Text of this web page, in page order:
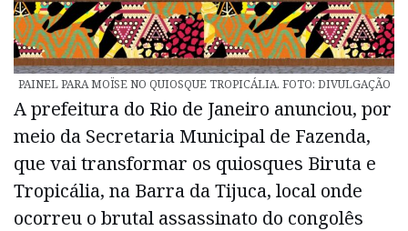
PAINEL PARA MOÏSE NO QUIOSQUE TROPICÁLIA. FOTO: DIVULGAÇÃO
A prefeitura do Rio de Janeiro anunciou, por
meio da Secretaria Municipal de Fazenda,
que vai transformar os quiosques Biruta e
Tropicália, na Barra da Tijuca, local onde
ocorreu o brutal assassinato do congolês